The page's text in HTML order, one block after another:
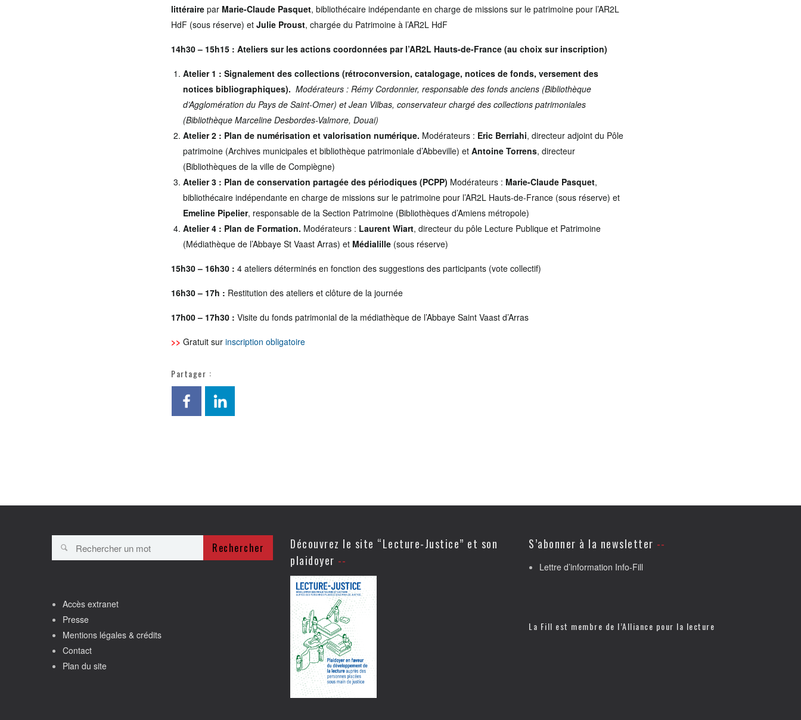
littéraire par Marie-Claude Pasquet, bibliothécaire indépendante en charge de missions sur le patrimoine pour l’AR2L
HdF (sous réserve) et Julie Proust, chargée du Patrimoine à l’AR2L HdF
14h30 – 15h15 : Ateliers sur les actions coordonnées par l’AR2L Hauts-de-France (au choix sur inscription)
Atelier 1 : Signalement des collections (rétroconversion, catalogage, notices de fonds, versement des
notices bibliographiques). Modérateurs : Rémy Cordonnier, responsable des fonds anciens (Bibliothèque
d’Agglomération du Pays de Saint-Omer) etJean Vilbas, conservateur chargé des collections patrimoniales
(Bibliothèque Marceline Desbordes-Valmore, Douai)
Atelier 2 : Plan de numérisation et valorisation numérique. Modérateurs : Eric Berriahi, directeur adjoint du Pôle
patrimoine (Archives municipales et bibliothèque patrimoniale d’Abbeville) et Antoine Torrens, directeur
(Bibliothèques de la ville de Compiègne)
Atelier 3 : Plan de conservation partagée des périodiques (PCPP) Modérateurs : Marie-Claude Pasquet,
bibliothécaire indépendante en charge de missions sur le patrimoine pour l’AR2L Hauts-de-France (sous réserve) et
Emeline Pipelier, responsable de la Section Patrimoine (Bibliothèques d’Amiens métropole)
Atelier 4 : Plan de Formation. Modérateurs : Laurent Wiart, directeur du pôle Lecture Publique et Patrimoine
(Médiathèque de l’Abbaye St Vaast Arras) et Médialille (sous réserve)
15h30 – 16h30 : 4 ateliers déterminés en fonction des suggestions des participants (vote collectif)
16h30 – 17h : Restitution des ateliers et clôture de la journée
17h00 – 17h30 : Visite du fonds patrimonial de la médiathèque de l’Abbaye Saint Vaast d’Arras
>> Gratuit sur inscription obligatoire
Partager :
Rechercher
Accès extranet
Presse
Mentions légales & crédits
Contact
Plan du site
Découvrez le site “Lecture-Justice” et son
plaidoyer
S’abonner à la newsletter
Lettre d’information Info-Fill
La Fill est membre de l’Alliance pour la lecture